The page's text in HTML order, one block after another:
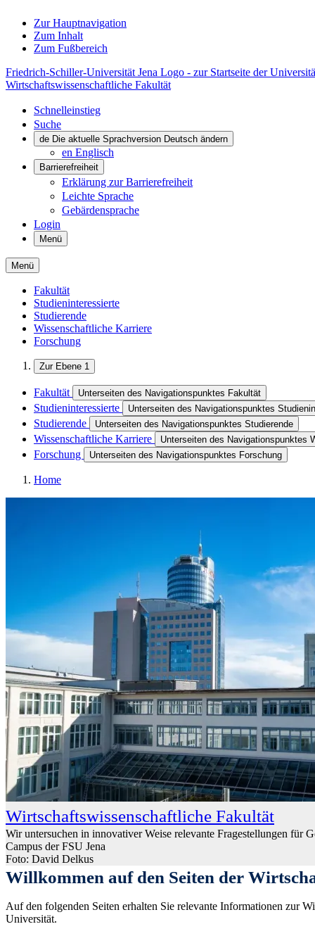
Zur Hauptnavigation
Zum Inhalt
Zum Fußbereich
Friedrich-Schiller-Universität Jena Logo - zur Startseite der
Wirtschaftswissenschaftliche Fakultät
Schnelleinstieg
Suche
de Die aktuelle Sprachversion Deutsch ändern
en Englisch
Barrierefreiheit
Erklärung zur Barrierefreiheit
Leichte Sprache
Gebärdensprache
Login
Menü
Menü
Fakultät
Studieninteressierte
Studierende
Wissenschaftliche Karriere
Forschung
Zur Ebene 1
Fakultät Unterseiten des Navigationspunktes Fakultät
Studieninteressierte Unterseiten des Navigationspunktes
Studierende Unterseiten des Navigationspunktes Studierende
Wissenschaftliche Karriere Unterseiten des Navigationspunktes
Forschung Unterseiten des Navigationspunktes Forschung
Home
Wirtschaftswissenschaftliche Fakultät
Wir untersuchen in innovativer Weise relevante Fragestellungen für
Campus der FSU Jena
Foto: David Delkus
Willkommen auf den Seiten der
Auf den folgenden Seiten erhalten Sie relevante Informationen zur
Universität.